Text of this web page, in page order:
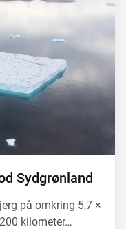
Sydgrønland
på omkring 5,7 ×
kilometer…